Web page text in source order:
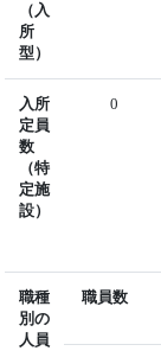
（入
所
型）
入所
定員
数
（特
定施
設）
0
職種
別の
人員
職員数